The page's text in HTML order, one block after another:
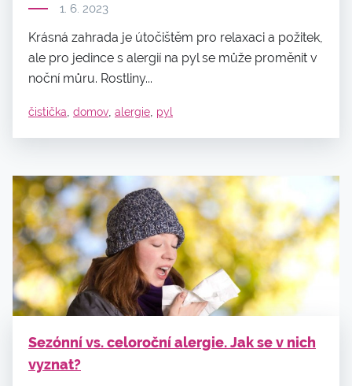
1. 6. 2023
Krásná zahrada je útočištěm pro relaxaci a požitek,
ale pro jedince s alergií na pyl se může proměnit v
noční můru. Rostliny...
čistička domov alergie pyl
Sezónní vs. celoroční alergie. Jak se v nich
vyznat?